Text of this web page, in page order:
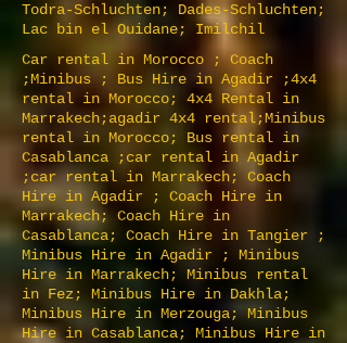
Todra-Schluchten; Dades-Schluchten;
Lac bin el Ouidane; Imilchil
Car rental in Morocco ; Coach
;Minibus ; Bus Hire in Agadir ;4x4
rental in Morocco; 4x4 Rental in
Marrakech;agadir 4x4 rental;Minibus
rental in Morocco; Bus rental in
Casablanca ;car rental in Agadir
;car rental in Marrakech; Coach
Hire in Agadir ; Coach Hire in
Marrakech; Coach Hire in
Casablanca; Coach Hire in Tangier ;
Minibus Hire in Agadir ; Minibus
Hire in Marrakech; Minibus rental
in Fez; Minibus Hire in Dakhla;
Minibus Hire in Merzouga; Minibus
Hire in Casablanca; Minibus Hire in